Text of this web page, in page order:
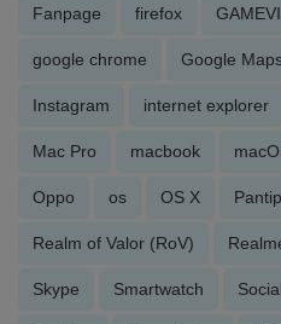
Fanpage firefox
google chrome Google
Instagram internet explorer
Mac Pro macbook
Oppo os OS X Pantip
Realm of Valor (RoV)
Skype Smartwatch